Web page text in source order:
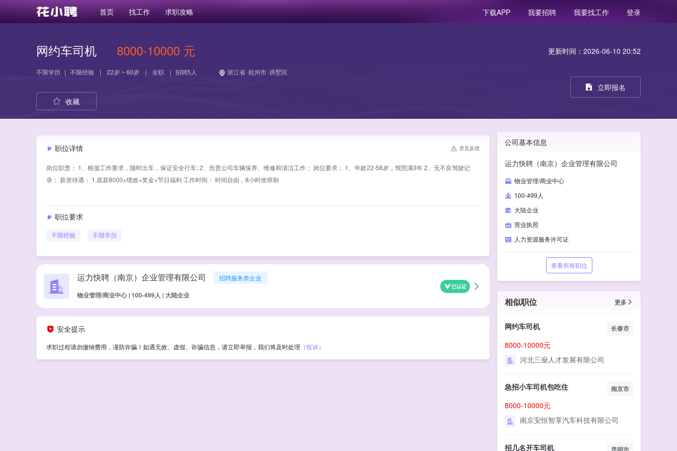
首页 找工作 求职攻略 下载APP 我要招聘 我要找工作 登录
网约车司机 8000-10000 元
不限学历 | 不限经验 | 22岁 ~ 60岁 | 全职 | 招聘5人 浙江省 ·杭州市 ·拱墅区
收藏
职位详情 意见反馈
岗位职责： 1、根据工作要求，随时出车，保证安全行车; 2、负责公司车辆保养、维修和清洁工作； 岗位要求： 1、年龄22-58岁，驾照满3年 2、无不良驾驶记
录； 薪资待遇： 1.底薪8000+绩效+奖金+节日福利 工作时间： 时间自由，8小时坐班制
职位要求
不限经验 不限学历
运力快聘（南京）企业管理有限公司 招聘服务类企业
物业管理/商业中心 | 100-499人 | 大陆企业
已认证
安全提示
求职过程请勿缴纳费用，谨防诈骗！如遇无效、虚假、诈骗信息，请立即举报，我们将及时处理 （投诉）
更新时间：2026-06-10 20:52
立即报名
公司基本信息
运力快聘（南京）企业管理有限公司
物业管理/商业中心
100-499人
大陆企业
营业执照
人力资源服务许可证
查看所有职位
相似职位 更多
网约车司机 长春市
8000-10000元
河北三燊人才发展有限公司
急招小车司机包吃住 南京市
8000-10000元
南京安恒智享汽车科技有限公司
招几名开车司机